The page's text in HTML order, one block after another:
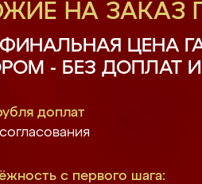
НА ЗАКАЗ
ЦЕНА
- БЕЗ ДОПЛАТ
доплат
с первого шага: